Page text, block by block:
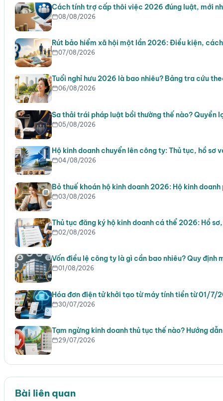
Cách tính trợ cấp thôi việc 2026 đúng luật, mới
08/08/2026
Rút bảo hiểm xã hội một lần 2026: Điều kiện,
07/08/2026
Tuổi nghỉ hưu 2026 là bao nhiêu? Bảng tra cứu
06/08/2026
Sa thải trái pháp luật bồi thường thế nào? Quyền
05/08/2026
Hộ kinh doanh chuyển lên công ty: Thủ tục, hồ sơ
04/08/2026
Bỏ thuế khoán hộ kinh doanh 2026: Hộ kinh
03/08/2026
Thủ tục đăng ký hộ kinh doanh cá thể 2026: Hồ
02/08/2026
Vốn điều lệ công ty là gì cần bao nhiêu? Quy định
01/08/2026
Hóa đơn điện tử khởi tạo từ máy tính tiền từ 01/
30/07/2026
Tạm ngừng kinh doanh thủ tục thế nào? Hướng
29/07/2026
Bài liên quan